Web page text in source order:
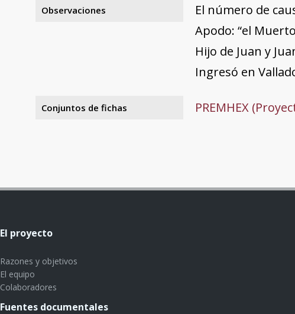
Observaciones
El número de
Apodo: “el
Hijo de Juan y
Ingresó en
Conjuntos de fichas PREMHEX
El proyecto
Razones y objetivos
El equipo
Colaboradores
Fuentes documentales